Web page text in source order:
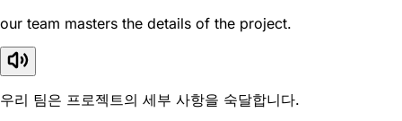
our team masters the details of the project.
우리 팀은 프로젝트의 세부 사항을 숙달합니다.